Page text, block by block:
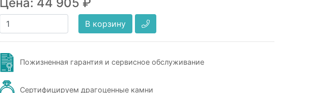
В корзину
Пожизненная гарантия и сервисное обслуживание
Сертифицируем драгоценные камни